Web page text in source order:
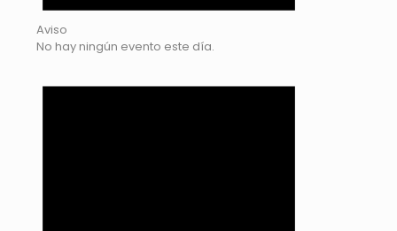
Aviso
No hay ningún evento este día.